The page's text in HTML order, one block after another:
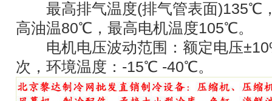
最高排气温度(排气管表面)135℃
高油温80℃，最高电机温度105℃。
电机电压波动范围：额定电压
次，环境温度：-15℃ -40℃。